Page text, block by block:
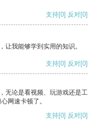
支持[0] 反对[0]
让我能够学到实用的知识。
支持[0] 反对[0]
无论是看视频、玩游戏还是工
网速卡顿了。
支持[0] 反对[0]